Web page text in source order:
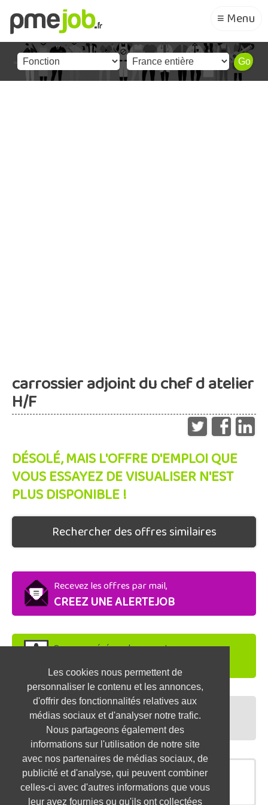
Les cookies nous permettent de
personnaliser le contenu et les annonces,
d'offrir des fonctionnalités relatives aux
médias sociaux et d'analyser notre trafic.
Nous partageons également des
informations sur l'utilisation de notre site
avec nos partenaires de médias sociaux, de
publicité et d'analyse, qui peuvent combiner
celles-ci avec d'autres informations que vous
leur avez fournies ou qu'ils ont collectées
≡ Menu
carrossier adjoint du chef d atelier
H/F
DÉSOLÉ, MAIS L'OFFRE D'EMPLOI QUE
VOUS ESSAYEZ DE VISUALISER N'EST
PLUS DISPONIBLE !
Rechercher des offres similaires
Recevez les offres par mail,
CREEZ UNE ALERTEJOB
Soyez repéré par les recruteurs,
DEPOSEZ VOTRE CV
Préparez vos entretiens,
TESTEZ-VOUS
OFFRES SIMILAIRES